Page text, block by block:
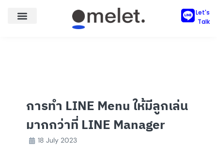
Let's
Talk
การทำ LINE Menu ให้มีลูกเล่น
มากกว่าที่ LINE Manager
18 July 2023